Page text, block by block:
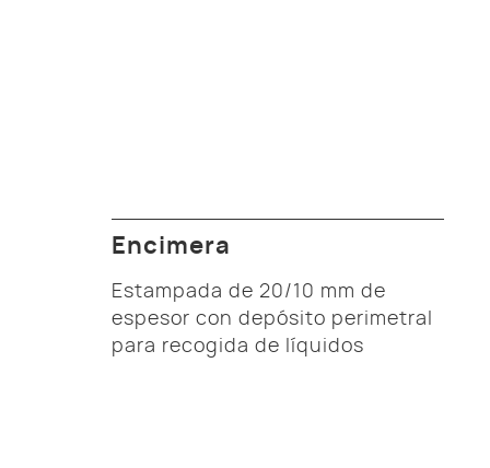
Encimera
Estampada de 20/10 mm de
espesor con depósito perimetral
para recogida de líquidos